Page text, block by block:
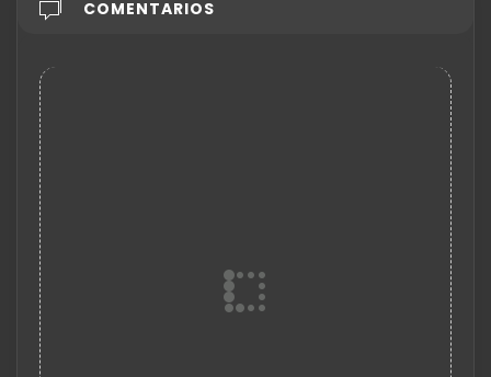
COMENTARIOS